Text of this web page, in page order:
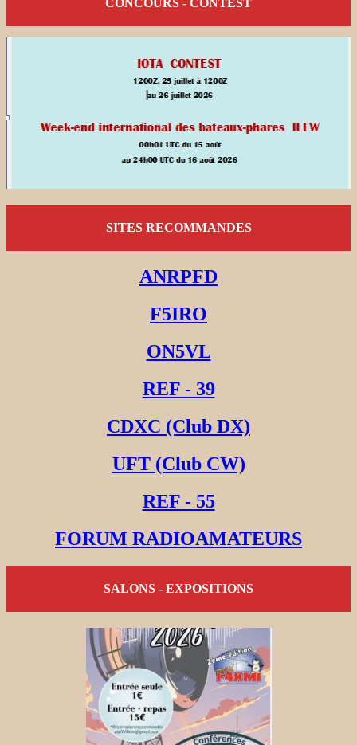
CONCOURS - CONTEST
SITES RECOMMANDES
ANRPFD
F5IRO
ON5VL
REF - 39
CDXC (Club DX)
UFT (Club CW)
REF - 55
FORUM RADIOAMATEURS
SALONS - EXPOSITIONS